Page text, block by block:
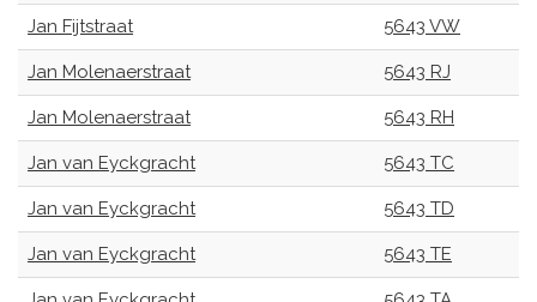
Jan Fijtstraat 5643 VW
Jan Molenaerstraat 5643 RJ
Jan Molenaerstraat 5643 RH
Jan van Eyckgracht 5643 TC
Jan van Eyckgracht 5643 TD
Jan van Eyckgracht 5643 TE